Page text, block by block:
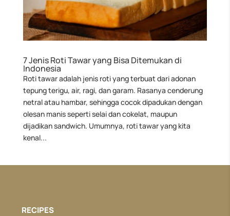
7 Jenis Roti Tawar yang Bisa Ditemukan di
Indonesia
Roti tawar adalah jenis roti yang terbuat dari adonan
tepung terigu, air, ragi, dan garam. Rasanya cenderung
netral atau hambar, sehingga cocok dipadukan dengan
olesan manis seperti selai dan cokelat, maupun
dijadikan sandwich. Umumnya, roti tawar yang kita
kenal...
RECIPES